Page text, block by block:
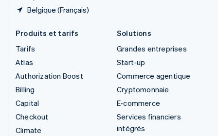
Belgique (Français)
Produits et tarifs
Tarifs
Atlas
Authorization Boost
Billing
Capital
Checkout
Climate
Solutions
Grandes entreprises
Start-up
Commerce agentique
Cryptomonnaie
E-commerce
Services financiers
intégrés